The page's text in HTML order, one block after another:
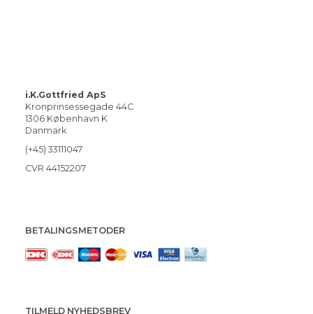
i.K.Gottfried ApS
Kronprinsessegade 44C
1306 København K
Danmark
(+45) 33111047
CVR 44152207
BETALINGSMETODER
TILMELD NYHEDSBREV